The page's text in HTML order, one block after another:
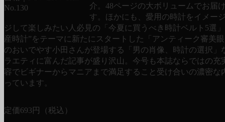
介。48ページの大ボリュームでお届
す。ほかにも、愛用の時計をイメー
ジして楽しみたい人必見の「今夏に買うべき時計ベルト5選
産時計”をテーマに新たにスタートした「アンティーク審美
のおいでやす小田さんが登場する「男の肖像、時計の選択」
ラエティに富んだ記事が盛り沢山。今号も本誌ならではの充
容でビギナーからマニアまで満足すること受け合いの濃密な
っています。
定価693円（税込）